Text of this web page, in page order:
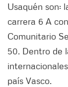
Usaquén son:
carrera 6 A
Comunitario
50. Dentro de
país Vasco.